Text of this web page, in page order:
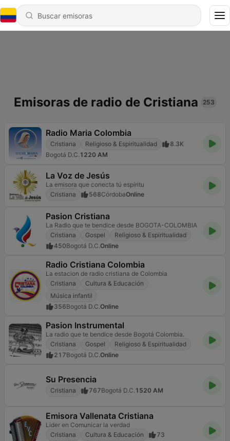
Emisoras de radio de Cristiana 253
Radio Maria Colombia
Cristiana Religioso & Espiritualidad
8.3K
Bogotá D.C. 1220 AM
La Voz de Jesús
La emisora que conecta tú espíritu
Cristiana
568CórdobaOnline
Pasion Cristiana
La Radio que te bendice desde BOGOTA-COLOMBIA
Cristiana
Gospel
Religioso & Espiritualidad
450Bogotá D.C.Online
Radio Cristiana Colombia
La estacion de radio cristiana de Colombia
Cristiana
Cultura & Educación
Música infantil
356Bogotá D.C.Online
Pasion Instrumental
La radio que te bendice desde Bogotá Colombia.
Cristiana
Gospel
Religioso & Espiritualidad
217Bogotá D.C.Online
Su Presencia
Cristiana 767Bogotá D.C. 1520 AM
Emisora Vallenata Cristiana
Lider en Comunicar la verdad
Cristiana
Cultura & Educación
73